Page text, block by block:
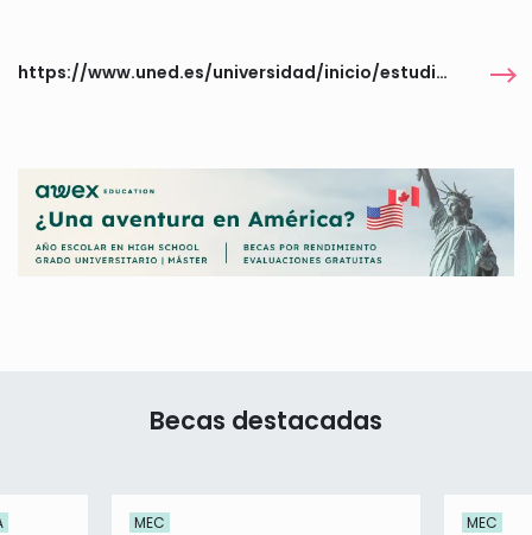
https://www.uned.es/universidad/inicio/estudiantes/becas-y-ayudas/fondo-social.html
Becas destacadas
MEC MEC